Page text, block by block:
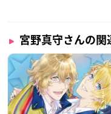
宮野真守さんの関